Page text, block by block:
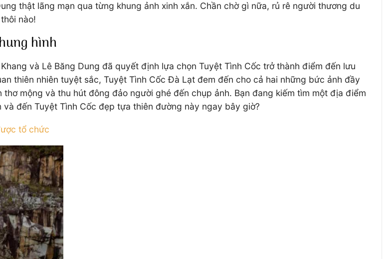
thật lãng mạn qua từng khung ảnh xinh xắn. Chần chờ gì nữa, rủ rê người thương du
nào!
hình
và Lê Băng Dung đã quyết định lựa chọn Tuyệt Tình Cốc trở thành điểm đến lưu
thiên nhiên tuyệt sắc, Tuyệt Tình Cốc Đà Lạt đem đến cho cả hai những bức ảnh đầy
mộng và thu hút đông đảo người ghé đến chụp ảnh. Bạn đang kiếm tìm một địa điểm
đến Tuyệt Tình Cốc đẹp tựa thiên đường này ngay bây giờ?
tổ chức